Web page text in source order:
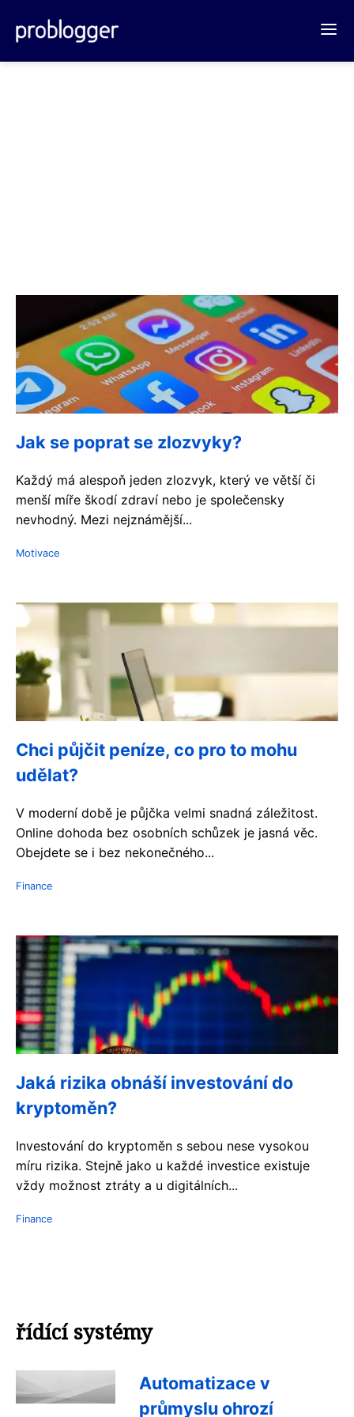
Jak se poprat se zlozvyky?
Každý má alespoň jeden zlozvyk, který ve větší či
menší míře škodí zdraví nebo je společensky
nevhodný. Mezi nejznámější...
Motivace
Chci půjčit peníze, co pro to mohu
udělat?
V moderní době je půjčka velmi snadná záležitost.
Online dohoda bez osobních schůzek je jasná věc.
Obejdete se i bez nekonečného...
Finance
Jaká rizika obnáší investování do
kryptoměn?
Investování do kryptoměn s sebou nese vysokou
míru rizika. Stejně jako u každé investice existuje
vždy možnost ztráty a u digitálních...
Finance
řídící systémy
Automatizace v
průmyslu ohrozí